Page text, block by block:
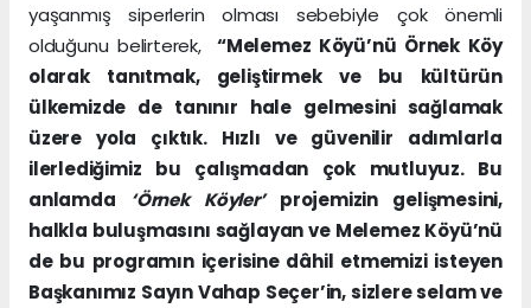
yaşanmış siperlerin olması sebebiyle çok önemli
olduğunu belirterek,“Melemez Köyü’nü Örnek Köy
olarak tanıtmak, geliştirmek ve bu kültürün
ülkemizde de tanınır hale gelmesini sağlamak
üzere yola çıktık. Hızlı ve güvenilir adımlarla
ilerlediğimiz bu çalışmadan çok mutluyuz. Bu
anlamda ‘Örnek Köyler’projemizin gelişmesini,
halkla buluşmasını sağlayan ve Melemez Köyü’nü
de bu programın içerisine dâhil etmemizi isteyen
Başkanımız Sayın Vahap Seçer’in, sizlere selam ve